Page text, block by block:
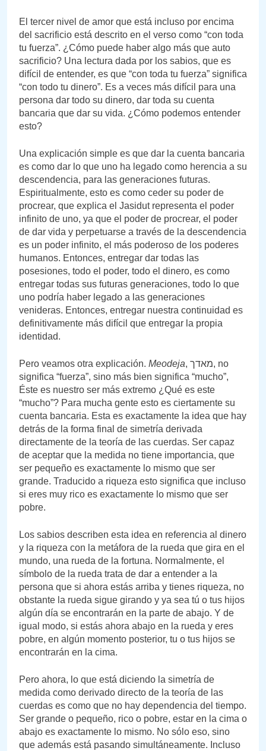
El tercer nivel de amor que está incluso por encima
del sacrificio está descrito en el verso como “con toda
tu fuerza”. ¿Cómo puede haber algo más que auto
sacrificio? Una lectura dada por los sabios, que es
difícil de entender, es que “con toda tu fuerza” significa
“con todo tu dinero”. Es a veces más difícil para una
persona dar todo su dinero, dar toda su cuenta
bancaria que dar su vida. ¿Cómo podemos entender
esto?
Una explicación simple es que dar la cuenta bancaria
es como dar lo que uno ha legado como herencia a su
descendencia, para las generaciones futuras.
Espiritualmente, esto es como ceder su poder de
procrear, que explica el Jasidut representa el poder
infinito de uno, ya que el poder de procrear, el poder
de dar vida y perpetuarse a través de la descendencia
es un poder infinito, el más poderoso de los poderes
humanos. Entonces, entregar dar todas las
posesiones, todo el poder, todo el dinero, es como
entregar todas sus futuras generaciones, todo lo que
uno podría haber legado a las generaciones
venideras. Entonces, entregar nuestra continuidad es
definitivamente más difícil que entregar la propia
identidad.
Pero veamos otra explicación. Meodeja, מאדך, no
significa “fuerza”, sino más bien significa “mucho”,
Éste es nuestro ser más extremo ¿Qué es este
“mucho”? Para mucha gente esto es ciertamente su
cuenta bancaria. Esta es exactamente la idea que hay
detrás de la forma final de simetría derivada
directamente de la teoría de las cuerdas. Ser capaz
de aceptar que la medida no tiene importancia, que
ser pequeño es exactamente lo mismo que ser
grande. Traducido a riqueza esto significa que incluso
si eres muy rico es exactamente lo mismo que ser
pobre.
Los sabios describen esta idea en referencia al dinero
y la riqueza con la metáfora de la rueda que gira en el
mundo, una rueda de la fortuna. Normalmente, el
símbolo de la rueda trata de dar a entender a la
persona que si ahora estás arriba y tienes riqueza, no
obstante la rueda sigue girando y ya sea tú o tus hijos
algún día se encontrarán en la parte de abajo. Y de
igual modo, si estás ahora abajo en la rueda y eres
pobre, en algún momento posterior, tu o tus hijos se
encontrarán en la cima.
Pero ahora, lo que está diciendo la simetría de
medida como derivado directo de la teoría de las
cuerdas es como que no hay dependencia del tiempo.
Ser grande o pequeño, rico o pobre, estar en la cima o
abajo es exactamente lo mismo. No sólo eso, sino
que además está pasando simultáneamente. Incluso